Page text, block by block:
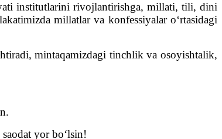
institutlarini rivojlantirishga, millati, tili, dini
millatlar va konfessiyalar o‘rtasidagi
mintaqamizdagi tinchlik va osoyishtalik,
yor bo‘lsin!